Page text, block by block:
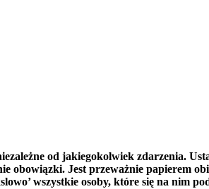
od jakiegokolwiek zdarzenia.
obowiązki. Jest przeważnie papierem
wszystkie osoby, które się na nim